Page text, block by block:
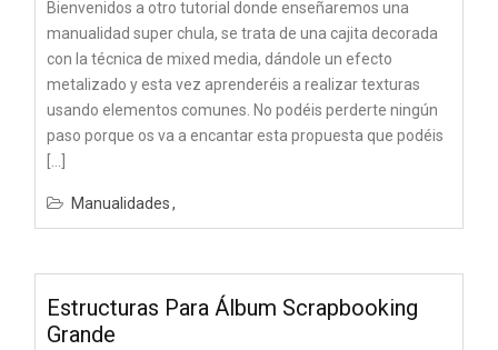
Bienvenidos a otro tutorial donde enseñaremos una
manualidad super chula, se trata de una cajita decorada
con la técnica de mixed media, dándole un efecto
metalizado y esta vez aprenderéis a realizar texturas
usando elementos comunes. No podéis perderte ningún
paso porque os va a encantar esta propuesta que podéis
Manualidades
Estructuras Para Álbum Scrapbooking
Grande